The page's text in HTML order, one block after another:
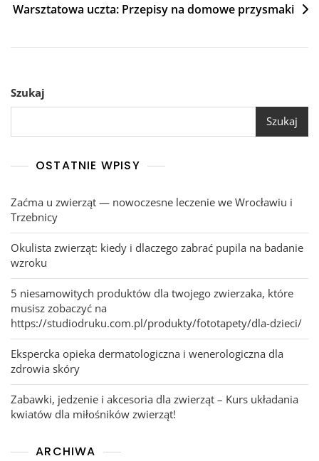
Warsztatowa uczta: Przepisy na domowe przysmaki
Szukaj
Szukaj
OSTATNIE WPISY
Zaćma u zwierząt — nowoczesne leczenie we Wrocławiu i
Trzebnicy
Okulista zwierząt: kiedy i dlaczego zabrać pupila na badanie
wzroku
5 niesamowitych produktów dla twojego zwierzaka, które
musisz zobaczyć na
https://studiodruku.com.pl/produkty/fototapety/dla-dzieci/
Ekspercka opieka dermatologiczna i wenerologiczna dla
zdrowia skóry
Zabawki, jedzenie i akcesoria dla zwierząt – Kurs układania
kwiatów dla miłośników zwierząt!
ARCHIWA